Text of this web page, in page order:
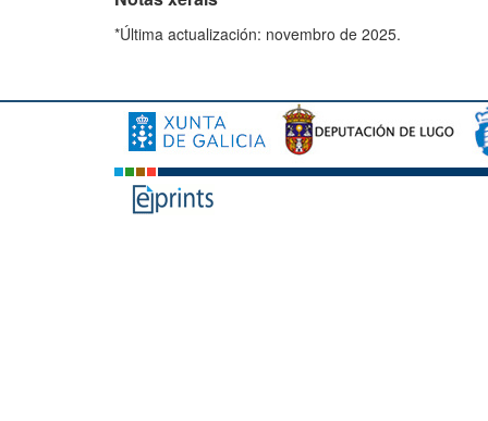
*Última actualización: novembro de 2025.